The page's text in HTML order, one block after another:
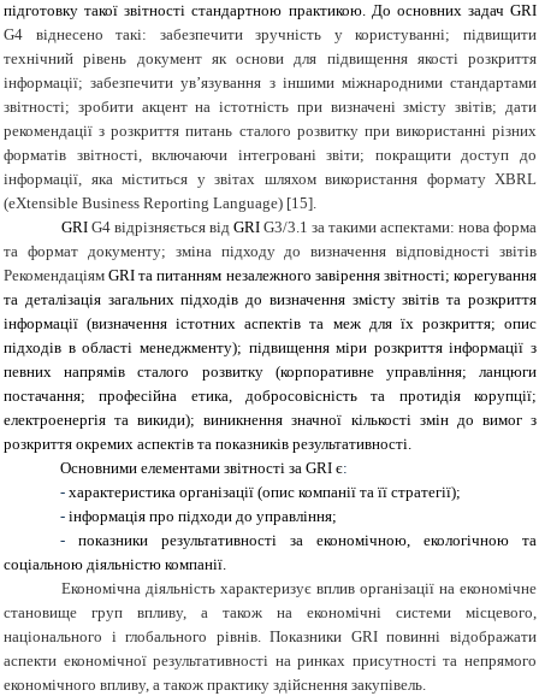
підготовку такої звітності стандартною практикою. До основних задач GRI
G4 віднесено такі: забезпечити зручність у користуванні; підвищити
технічний рівень документ як основи для підвищення якості розкриття
інформації; забезпечити ув’язування з іншими міжнародними стандартами
звітності; зробити акцент на істотність при визначені змісту звітів; дати
рекомендації з розкриття питань сталого розвитку при використанні різних
форматів звітності, включаючи інтегровані звіти; покращити доступ до
інформації, яка міститься у звітах шляхом використання формату XBRL
(eXtensible Business Reporting Language) [15].
GRI G4 відрізняється від GRI G3/3.1 за такими аспектами: нова форма
та формат документу; зміна підходу до визначення відповідності звітів
РекомендаціямGRI та питанням незалежного завірення звітності; корегування
та деталізація загальних підходів до визначення змісту звітів та розкриття
інформації (визначення істотних аспектів та меж для їх розкриття; опис
підходів в області менеджменту); підвищення міри розкриття інформації з
певних напрямів сталого розвитку (корпоративне управління; ланцюги
постачання; професійна етика, добросовісність та протидія корупції;
електроенергія та викиди); виникнення значної кількості змін до вимог з
розкриття окремих аспектів та показників результативності.
Основними елементами звітності за GRI є:
- характеристика організації (опис компанії та її стратегії);
- інформація про підходи до управління;
-
показники результативності за економічною, екологічною та
соціальною діяльністю компанії.
Економічна діяльність характеризує вплив організації на економічне
становище груп впливу, а також на економічні системи місцевого,
національного і глобального рівнів. Показники GRI повинні відображати
аспекти економічної результативності на ринках присутності та непрямого
економічного впливу, а також практику здійснення закупівель.